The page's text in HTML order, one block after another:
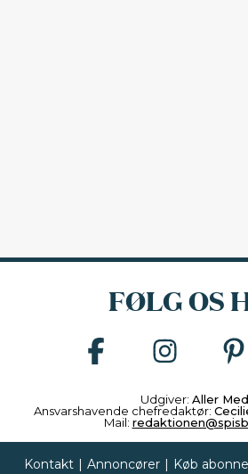
FØLG OS
Udgiver: Aller
Ansvarshavende chefredaktør:
Mail:
Kontakt | Annoncører | Køb